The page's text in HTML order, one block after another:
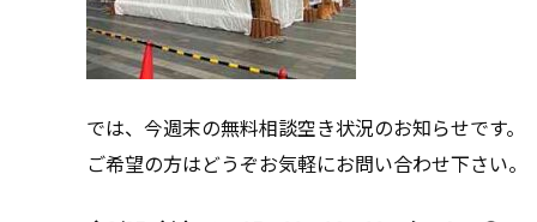
では、今週末の無料相談空き状況のお知らせです。
ご希望の方はどうぞお気軽にお問い合わせ下さい。